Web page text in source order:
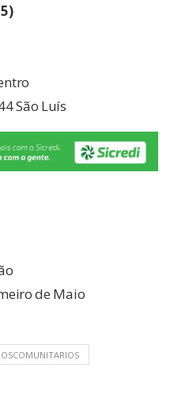
São Luís
de Maio